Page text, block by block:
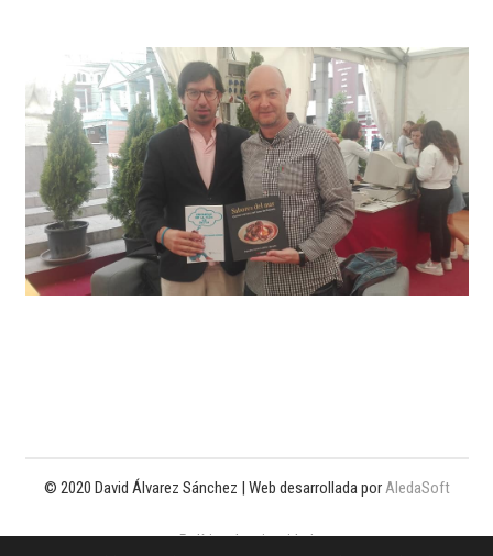
© 2020 David Álvarez Sánchez | Web desarrollada porAledaSoft
Política de privacidad